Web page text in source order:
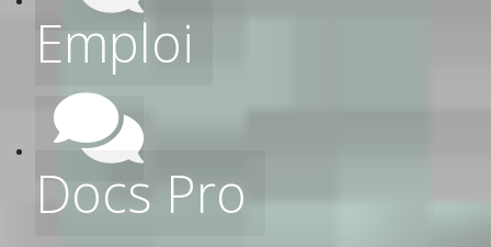
Emploi
Docs Pro